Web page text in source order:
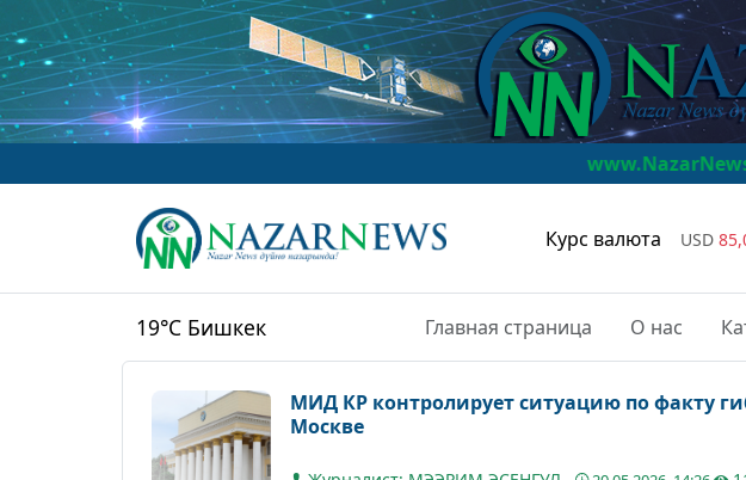
www.NazarNews.kg
Курс валюта USD
19°C Бишкек Главная страница О нас
МИД КР контролирует ситуацию по факту
Москве